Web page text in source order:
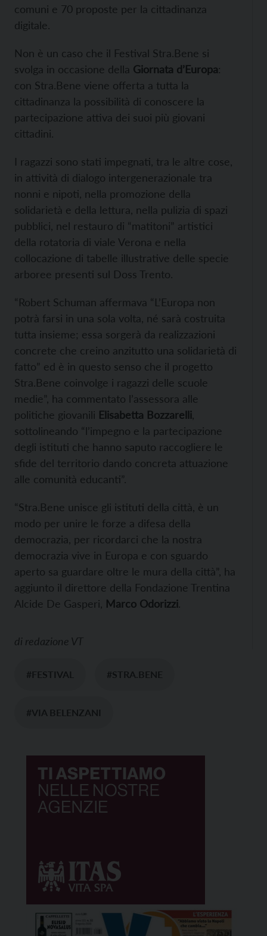
comuni e 70 proposte per la cittadinanza
digitale.
Non è un caso che il Festival Stra.Bene si
svolga in occasione della Giornata d’Europa:
con Stra.Bene viene offerta a tutta la
cittadinanza la possibilità di conoscere la
partecipazione attiva dei suoi più giovani
cittadini.
I ragazzi sono stati impegnati, tra le altre cose,
in attività di dialogo intergenerazionale tra
nonni e nipoti, nella promozione della
solidarietà e della lettura, nella pulizia di spazi
pubblici, nel restauro di “matitoni” artistici
della rotatoria di viale Verona e nella
collocazione di tabelle illustrative delle specie
arboree presenti sul Doss Trento.
“Robert Schuman affermava “L’Europa non
potrà farsi in una sola volta, né sarà costruita
tutta insieme; essa sorgerà da realizzazioni
concrete che creino anzitutto una solidarietà di
fatto” ed è in questo senso che il progetto
Stra.Bene coinvolge i ragazzi delle scuole
medie”, ha commentato l’assessora alle
politiche giovanili Elisabetta Bozzarelli
sottolineando “l’impegno e la partecipazione
degli istituti che hanno saputo raccogliere le
sfide del territorio dando concreta attuazione
alle comunità educanti”.
“Stra.Bene unisce gli istituti della città, è un
modo per unire le forze a difesa della
democrazia, per ricordarci che la nostra
democrazia vive in Europa e con sguardo
aperto sa guardare oltre le mura della città”, ha
aggiunto il direttore della Fondazione Trentina
Alcide De Gasperi, Marco Odorizzi.
di redazione VT
#FESTIVAL #STRA.BENE
#VIA BELENZANI